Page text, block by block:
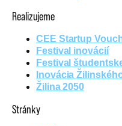
Realizujeme
CEE Startup
Festival inovácií
Festival
Inovácia
Žilina 2050
Stránky